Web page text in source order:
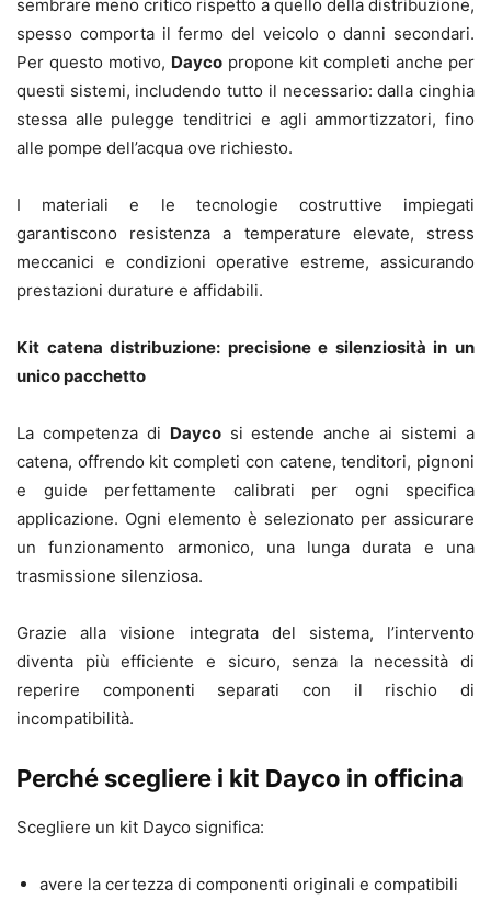
sembrare meno critico rispetto a quello della distribuzione,
spesso comporta il fermo del veicolo o danni secondari.
Per questo motivo, Dayco propone kit completi anche per
questi sistemi, includendo tutto il necessario: dalla cinghia
stessa alle pulegge tenditrici e agli ammortizzatori, fino
alle pompe dell’acqua ove richiesto.
I materiali e le tecnologie costruttive impiegati
garantiscono resistenza a temperature elevate, stress
meccanici e condizioni operative estreme, assicurando
prestazioni durature e affidabili.
Kit catena distribuzione: precisione e silenziosità in un
unico pacchetto
La competenza di Daycosi estende anche ai sistemi a
catena, offrendo kit completi con catene, tenditori, pignoni
e guide perfettamente calibrati per ogni specifica
applicazione. Ogni elemento è selezionato per assicurare
un funzionamento armonico, una lunga durata e una
trasmissione silenziosa.
Grazie alla visione integrata del sistema, l’intervento
diventa più efficiente e sicuro, senza la necessità di
reperire componenti separati con il rischio di
incompatibilità.
Perché scegliere i kit Dayco in officina
Scegliere un kit Dayco significa:
avere la certezza di componenti originali e compatibili